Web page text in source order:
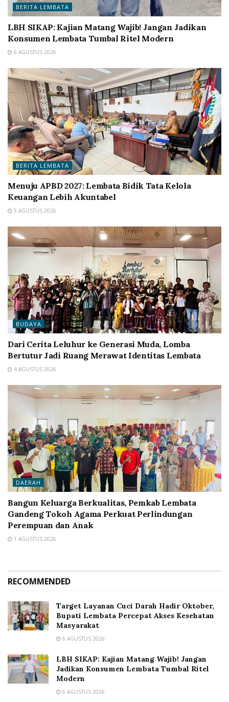
BERITA LEMBATA
LBH SIKAP: Kajian Matang Wajib! Jangan Jadikan
Konsumen Lembata Tumbal Ritel Modern
6 AGUSTUS 2026
BERITA LEMBATA
Menuju APBD 2027: Lembata Bidik Tata Kelola
Keuangan Lebih Akuntabel
5 AGUSTUS 2026
BUDAYA
Dari Cerita Leluhur ke Generasi Muda, Lomba
Bertutur Jadi Ruang Merawat Identitas Lembata
4 AGUSTUS 2026
DAERAH
Bangun Keluarga Berkualitas, Pemkab Lembata
Gandeng Tokoh Agama Perkuat Perlindungan
Perempuan dan Anak
1 AGUSTUS 2026
RECOMMENDED
Target Layanan Cuci Darah Hadir Oktober,
Bupati Lembata Percepat Akses Kesehatan
Masyarakat
6 AGUSTUS 2026
LBH SIKAP: Kajian Matang Wajib! Jangan
Jadikan Konsumen Lembata Tumbal Ritel
Modern
6 AGUSTUS 2026